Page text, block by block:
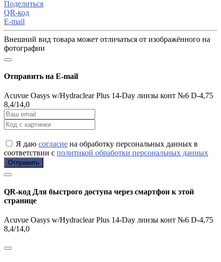
Поделиться
QR-код
E-mail
Внешний вид товара может отличаться от изображённого на
фотографии
Отправить на E-mail
Acuvue Oasys w/Hydraclear Plus 14-Day линзы конт №6 D-4,75
8,4/14,0
Я даю согласие на обработку персональных данных в
соответствии с политикой обработки персональных данных
Отправить
QR-код Для быстрого доступа через смартфон к этой
странице
Acuvue Oasys w/Hydraclear Plus 14-Day линзы конт №6 D-4,75
8,4/14,0